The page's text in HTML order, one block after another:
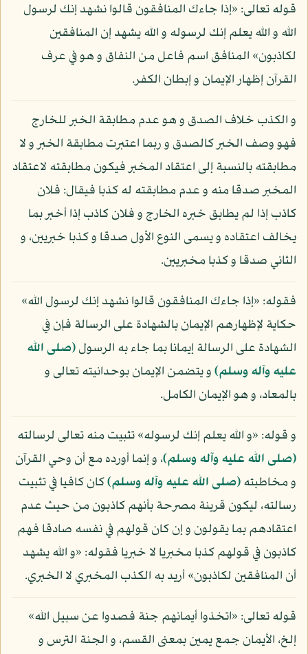
قوله تعالى: «إذا جاءك المنافقون قالوا نشهد إنك لرسول
الله و الله يعلم إنك لرسوله و الله يشهد إن المنافقين
لكاذبون» المنافق اسم فاعل من النفاق و هو في عرف
القرآن إظهار الإيمان و إبطان الكفر.
و الكذب خلاف الصدق و هو عدم مطابقة الخبر للخارج
فهو وصف الخبر كالصدق و ربما اعتبرت مطابقة الخبر و لا
مطابقته بالنسبة إلى اعتقاد المخبر فيكون مطابقته لاعتقاد
المخبر صدقا منه و عدم مطابقته له كذبا فيقال: فلان
كاذب إذا لم يطابق خبره الخارج و فلان كاذب إذا أخبر بما
يخالف اعتقاده و يسمى النوع الأول صدقا و كذبا خبريين، و
الثاني صدقا و كذبا مخبريين.
فقوله: «إذا جاءك المنافقون قالوا نشهد إنك لرسول الله»
حكاية لإظهارهم الإيمان بالشهادة على الرسالة فإن في
الشهادة على الرسالة إيمانا بما جاء به الرسول(صلى الله
عليه وآله وسلم)و يتضمن الإيمان بوحدانيته تعالى و
بالمعاد، و هو الإيمان الكامل.
و قوله: «و الله يعلم إنك لرسوله» تثبيت منه تعالى لرسالته
(صلى الله عليه وآله وسلم)، و إنما أورده مع أن وحي القرآن
و مخاطبته(صلى الله عليه وآله وسلم)كان كافيا في تثبيت
رسالته، ليكون قرينة مصرحة بأنهم كاذبون من حيث عدم
اعتقادهم بما يقولون و إن كان قولهم في نفسه صادقا فهم
كاذبون في قولهم كذبا مخبريا لا خبريا فقوله: «و الله يشهد
أن المنافقين لكاذبون» أريد به الكذب المخبري لا الخبري.
قوله تعالى: «اتخذوا أيمانهم جنة فصدوا عن سبيل الله»
إلخ، الأيمان جمع يمين بمعنى القسم، و الجنة الترس و